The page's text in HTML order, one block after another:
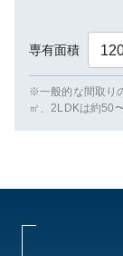
専有面積
※一般的な間取り
㎡、2LDKは約50